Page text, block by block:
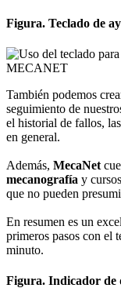
Figura. Teclado de
También podemos
seguimiento de
el historial de fallos,
en general.
Además, MecaNet
mecanografía y
que no pueden
En resumen es un
primeros pasos con el
minuto.
Figura. Indicador de